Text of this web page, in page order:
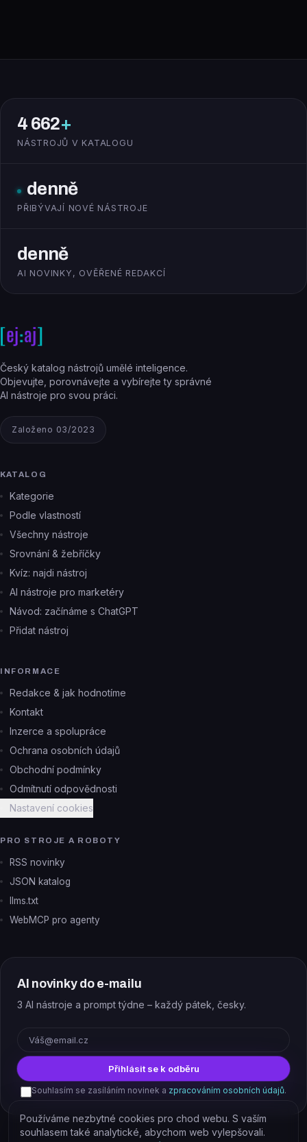
4 662+
NÁSTROJŮ V KATALOGU
denně
PŘIBÝVAJÍ NOVÉ NÁSTROJE
denně
AI NOVINKY, OVĚŘENÉ REDAKCÍ
Český katalog nástrojů umělé inteligence.
Objevujte, porovnávejte a vybírejte ty správné
AI nástroje pro svou práci.
Založeno 03/2023
KATALOG
Kategorie
Podle vlastností
Všechny nástroje
Srovnání & žebříčky
Kvíz: najdi nástroj
AI nástroje pro marketéry
Návod: začínáme s ChatGPT
Přidat nástroj
INFORMACE
Redakce & jak hodnotíme
Kontakt
Inzerce a spolupráce
Ochrana osobních údajů
Obchodní podmínky
Odmítnutí odpovědnosti
Nastavení cookies
PRO STROJE A ROBOTY
RSS novinky
JSON katalog
llms.txt
WebMCP pro agenty
AI novinky do e-mailu
3 AI nástroje a prompt týdne – každý pátek, česky.
Přihlásit se k odběru
Souhlasím se zasíláním novinek a zpracováním osobních údajů.
Používáme nezbytné cookies pro chod webu. S vaším
souhlasem také analytické, abychom web vylepšovali.